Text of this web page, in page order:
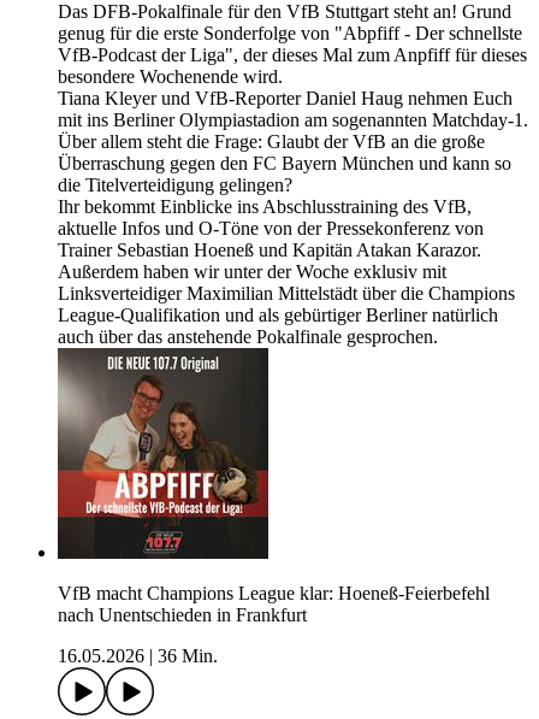
Das DFB-Pokalfinale für den VfB Stuttgart steht an! Grund
genug für die erste Sonderfolge von "Abpfiff - Der schnellste
VfB-Podcast der Liga", der dieses Mal zum Anpfiff für dieses
besondere Wochenende wird.
Tiana Kleyer und VfB-Reporter Daniel Haug nehmen Euch
mit ins Berliner Olympiastadion am sogenannten Matchday-1.
Über allem steht die Frage: Glaubt der VfB an die große
Überraschung gegen den FC Bayern München und kann so
die Titelverteidigung gelingen?
Ihr bekommt Einblicke ins Abschlusstraining des VfB,
aktuelle Infos und O-Töne von der Pressekonferenz von
Trainer Sebastian Hoeneß und Kapitän Atakan Karazor.
Außerdem haben wir unter der Woche exklusiv mit
Linksverteidiger Maximilian Mittelstädt über die Champions
League-Qualifikation und als gebürtiger Berliner natürlich
auch über das anstehende Pokalfinale gesprochen.
VfB macht Champions League klar: Hoeneß-Feierbefehl
nach Unentschieden in Frankfurt
16.05.2026
36 Min.